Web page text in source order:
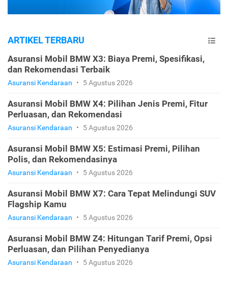
ARTIKEL TERBARU
Asuransi Mobil BMW X3: Biaya Premi, Spesifikasi,
dan Rekomendasi Terbaik
Asuransi Kendaraan • 5 Agustus 2026
Asuransi Mobil BMW X4: Pilihan Jenis Premi, Fitur
Perluasan, dan Rekomendasi
Asuransi Kendaraan • 5 Agustus 2026
Asuransi Mobil BMW X5: Estimasi Premi, Pilihan
Polis, dan Rekomendasinya
Asuransi Kendaraan • 5 Agustus 2026
Asuransi Mobil BMW X7: Cara Tepat Melindungi SUV
Flagship Kamu
Asuransi Kendaraan • 5 Agustus 2026
Asuransi Mobil BMW Z4: Hitungan Tarif Premi, Opsi
Perluasan, dan Pilihan Penyedianya
Asuransi Kendaraan • 5 Agustus 2026